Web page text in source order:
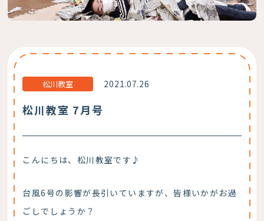
松川教室 2021.07.26
松川教室 7月号
こんにちは、松川教室です♪
台風6号の影響が長引いていますが、皆様いかがお過
ごしでしょうか？